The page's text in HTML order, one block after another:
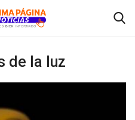
de la luz